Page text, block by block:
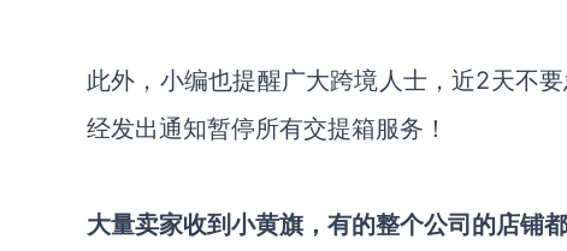
此外，小编也提醒广大跨境人士，近2天不
经发出通知暂停所有交提箱服务！
大量卖家收到小黄旗，有的整个公司的店铺